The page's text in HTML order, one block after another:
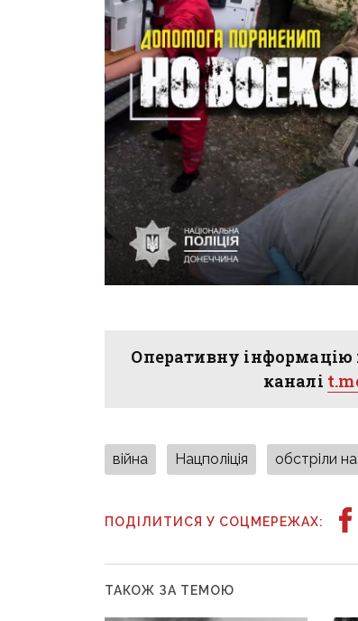
Оперативну інформацію
каналі
війна Нацполіція обстріли
ПОДІЛИТИСЯ У СОЦМЕРЕЖАХ:
ТАКОЖ ЗА ТЕМОЮ